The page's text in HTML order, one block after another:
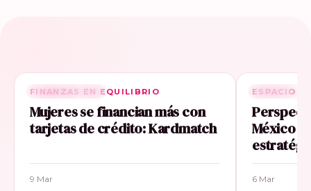
RELACIONADA
FINANZAS EN EQUILIBRIO
Mujeres se financian más con
tarjetas de crédito: Kardmatch
9 Mar
ESPACIO
México
6 Mar